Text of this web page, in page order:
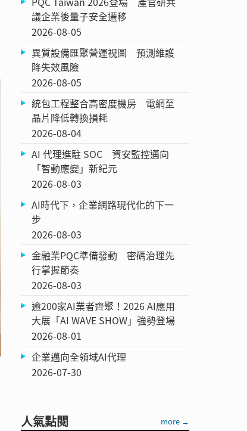
議企業後量子安全遷移
2026-08-05
異質設備匯聚營運視圖 預測維護
降失效風險
2026-08-05
統包工程整合高密度機房 電網至
晶片降低轉換損耗
2026-08-04
AI 代理進駐 SOC 資安監控邁向
「智動應變」新紀元
2026-08-03
AI時代下，企業網路現代化的下一
步
2026-08-03
金融業PQC準備發動 密碼治理先
行掌握節奏
2026-08-03
逾200家AI業者齊聚！2026 AI應用
大展「AI WAVE SHOW」強勢登場
2026-08-01
企業邁向全領域AI代理
2026-07-30
人氣點閱 more →